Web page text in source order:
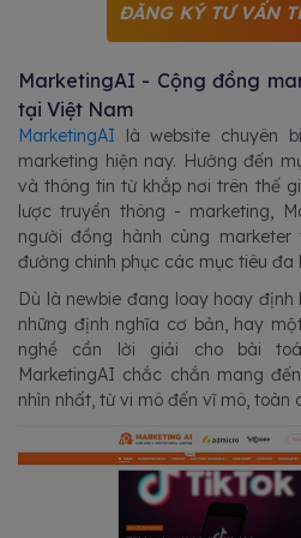
ĐĂNG KÝ TƯ VẤN
MarketingAI - Cộng đồng
tại Việt Nam
MarketingAI là website chuyên
marketing hiện nay. Hướng đến
và thông tin từ khắp nơi trên thế
lược truyền thông - marketing,
người đồng hành cùng
đường chinh phục các mục tiêu đa
Dù là newbie đang loay hoay
những định nghĩa cơ bản, hay
nghề cần lời giải cho bài
MarketingAI chắc chắn mang
nhìn nhất, từ vi mô đến vĩ mô, toàn